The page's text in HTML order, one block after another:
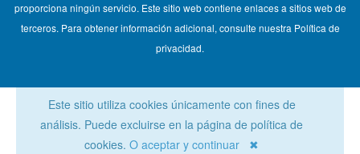
proporciona ningún servicio. Este sitio web contiene enlaces a sitios web de
terceros. Para obtener información adicional, consulte nuestra Política de
privacidad.
Este sitio utiliza cookies únicamente con fines de
análisis. Puede excluirse en la página de política de
cookies. O aceptar y continuar ✖